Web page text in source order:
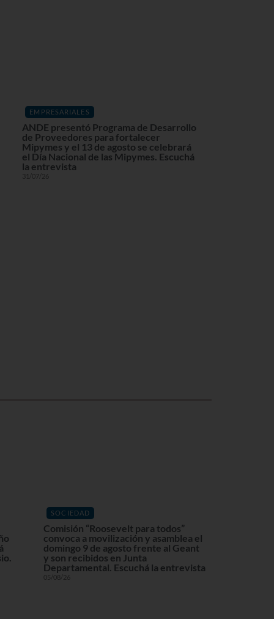
EMPRESARIALES
ANDE presentó Programa de Desarrollo
de Proveedores para fortalecer
Mipymes y el 13 de agosto se celebrará
el Día Nacional de las Mipymes. Escuchá
la entrevista
31/07/26
SOCIEDAD
Comisión “Roosevelt para todos”
convoca a movilización y asamblea el
domingo 9 de agosto frente al Geant
y son recibidos en Junta
Departamental. Escuchá la entrevista
05/08/26